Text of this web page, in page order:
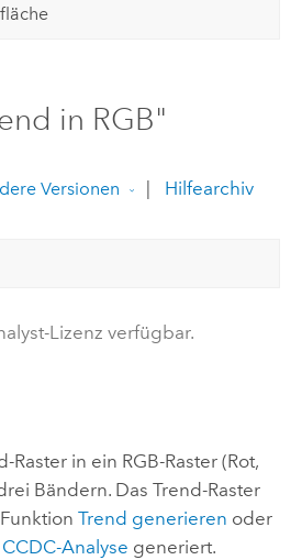
in RGB"
Versionen Hilfearchiv
Lizenz verfügbar.
Raster in ein RGB-Raster (Rot,
Bändern. Das Trend-Raster
Trend generieren oder
CCDC-Analyse generiert.